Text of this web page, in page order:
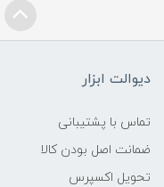
دیوالت ابزار
تماس با پشتیبانی
ضمانت اصل بودن کالا
تحویل اکسپرس